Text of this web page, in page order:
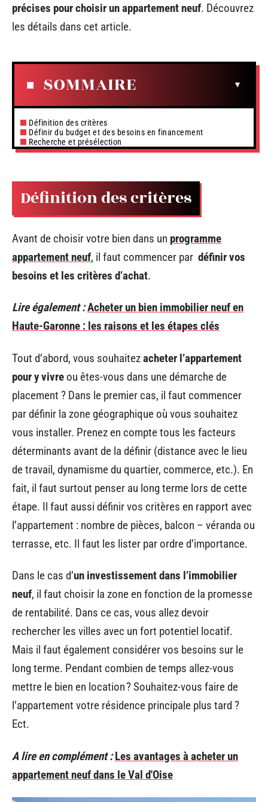
précises pour choisir un appartement neuf. Découvrez
les détails dans cet article.
SOMMAIRE
Définition des critères
Définir du budget et des besoins en financement
Recherche et présélection
Définition des critères
Avant de choisir votre bien dans un programme
appartement neuf, il faut commencer par définir vos
besoins et les critères d’achat.
Lire également :Acheter un bien immobilier neuf en
Haute-Garonne : les raisons et les étapes clés
Tout d’abord, vous souhaitezacheter l’appartement
pour y vivre ou êtes-vous dans une démarche de
placement ? Dans le premier cas, il faut commencer
par définir la zone géographique où vous souhaitez
vous installer. Prenez en compte tous les facteurs
déterminants avant de la définir (distance avec le lieu
de travail, dynamisme du quartier, commerce, etc.). En
fait, il faut surtout penser au long terme lors de cette
étape. Il faut aussi définir vos critères en rapport avec
l’appartement : nombre de pièces, balcon – véranda ou
terrasse, etc. Il faut les lister par ordre d’importance.
Dans le cas d’un investissement dans l’immobilier
neuf, il faut choisir la zone en fonction de la promesse
de rentabilité. Dans ce cas, vous allez devoir
rechercher les villes avec un fort potentiel locatif.
Mais il faut également considérer vos besoins sur le
long terme. Pendant combien de temps allez-vous
mettre le bien en location ? Souhaitez-vous faire de
l’appartement votre résidence principale plus tard ?
Ect.
A lire en complément : Les avantages à acheter un
appartement neuf dans le Val d'Oise